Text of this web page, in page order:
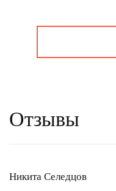
Отзывы
Никита Селедцов